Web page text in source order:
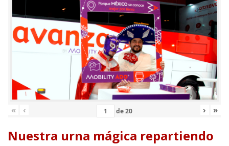
« ‹ de20 › »
Nuestra urna mágica repartiendo